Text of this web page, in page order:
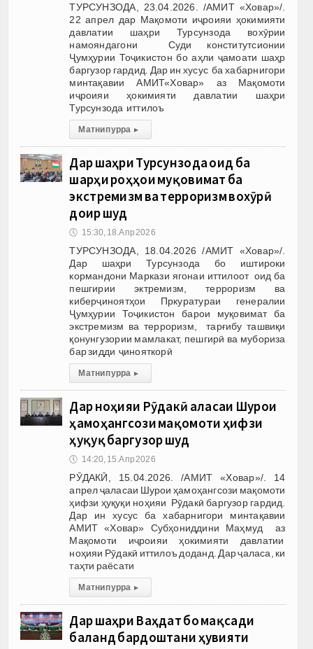
ТУРСУНЗОДА, 23.04.2026. /АМИТ «Ховар»/.
22 апрел дар Мақомоти иҷроияи ҳокимияти
давлатии шаҳри Турсунзода вохӯрии
намояндагони Суди конститутсионии
Ҷумҳурии Тоҷикистон бо аҳли ҷамоати шаҳр
баргузор гардид. Дар ин хусус ба хабарнигори
минтақавии АМИТ«Ховар» аз Мақомоти
иҷроияи ҳокимияти давлатии шаҳри
Турсунзода иттилоъ
Матни пурра ▸
Дар шаҳри Турсунзода оид ба
шарҳи роҳҳои муқовимат ба
экстремизм ва терроризм вохӯрӣ
доир шуд
🕔 15:30, 18.Апр 2026
ТУРСУНЗОДА, 18.04.2026 /АМИТ «Ховар»/.
Дар шаҳри Турсунзода бо иштироки
кормандони Маркази ягонаи иттилоот оид ба
пешгирии эктремизм, терроризм ва
киберҷиноятҳои Пркуратураи генералии
Ҷумҳурии Тоҷикистон барои муқовимат ба
экстремизм ва терроризм, тарғибу ташвиқи
қонунгузории мамлакат, пешгирӣ ва мубориза
бар зидди ҷинояткорӣ
Матни пурра ▸
Дар ноҳияи Рӯдакӣ ҷаласаи Шурои
ҳамоҳангсози мақомоти ҳифзи
ҳуқуқ баргузор шуд
🕔 14:20, 15.Апр 2026
РӮДАКӢ, 15.04.2026. /АМИТ «Ховар»/. 14
апрел ҷаласаи Шурои ҳамоҳангсози мақомоти
ҳифзи ҳуқуқи ноҳияи Рӯдакӣ баргузор гардид.
Дар ин хусус ба хабарнигори минтақавии
АМИТ «Ховар» Субҳониддини Маҳмуд аз
Мақомоти иҷроияи ҳокимияти давлатии
ноҳияи Рӯдакӣ иттилоъ доданд.­­­­ Дар ҷаласа, ки
таҳти раёсати
Матни пурра ▸
Дар шаҳри Ваҳдат бо мақсади
баланд бардоштани ҳувияти